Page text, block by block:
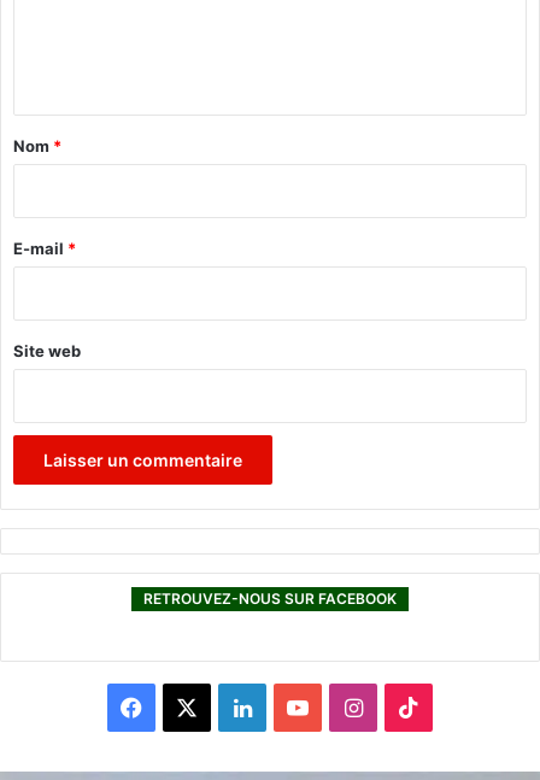
q
u
e
a
e
Nom *
E-mail *
Site web
RETROUVEZ-NOUS SUR FACEBOOK
L
I